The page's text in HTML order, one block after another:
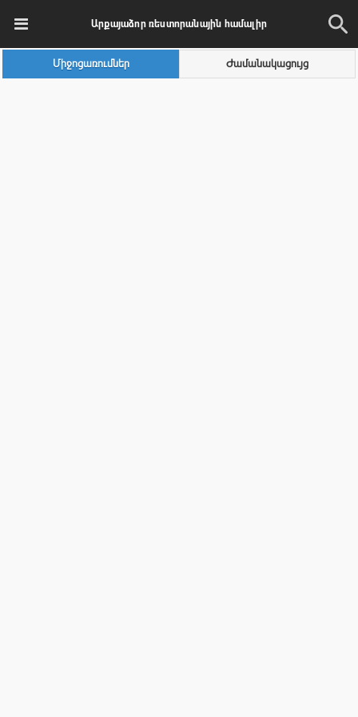
Արքայաձոր ռեստորանային համալիր
Միջոցառումներ Ժամանակացույց